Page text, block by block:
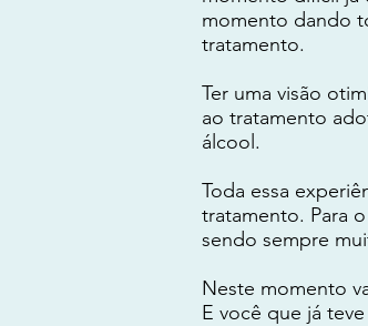
momento dando
tratamento.
Ter uma visão
ao tratamento
álcool.
Toda essa
tratamento. Para
sendo sempre
Neste momento
E você que já